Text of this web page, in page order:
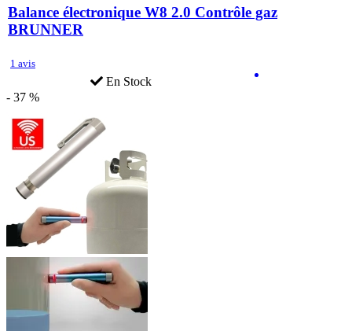
Balance électronique W8 2.0 Contrôle gaz
BRUNNER
1 avis
En Stock
- 37 %